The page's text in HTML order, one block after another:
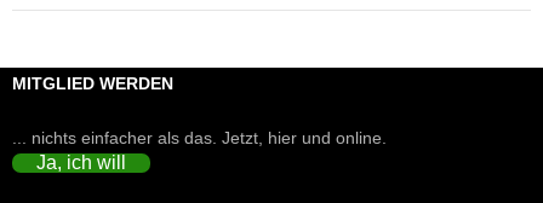
MITGLIED WERDEN
... nichts einfacher als das. Jetzt, hier und online.
Ja, ich will